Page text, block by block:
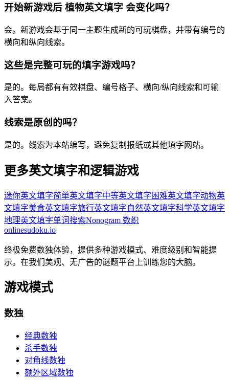
开始新游戏后 植物英文填字 会变化吗？
会。新游戏会基于同一主题生成新的可玩棋盘，并带有编号的
横向和纵向线索。
这些是完整可玩的填字游戏吗？
是的。每局都有有效棋盘、编号格子、横向/纵向线索和可输
入答案。
线索是原创的吗？
是的。线索为本站编写，避免复制报纸或其他填字网站。
更多英文填字和逻辑游戏
迷你英文填字简单英文填字中等英文填字 困难英文填字动物英
文填字美食英文填字旅行英文填字自然英文填字科学英文填字
地理英文填字单词搜索Nonogram 数织
onlinesudoku.io
终极免费数独体验，提供多种游戏模式、难度级别和智能提
示。在我们美观、无广告的谜题平台上训练您的大脑。
游戏模式
数独
经典数独
杀手数独
对角线数独
额外区域数独